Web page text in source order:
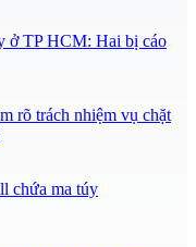
ở TP HCM: Hai bị cáo
rõ trách nhiệm vụ chặt
chứa ma túy